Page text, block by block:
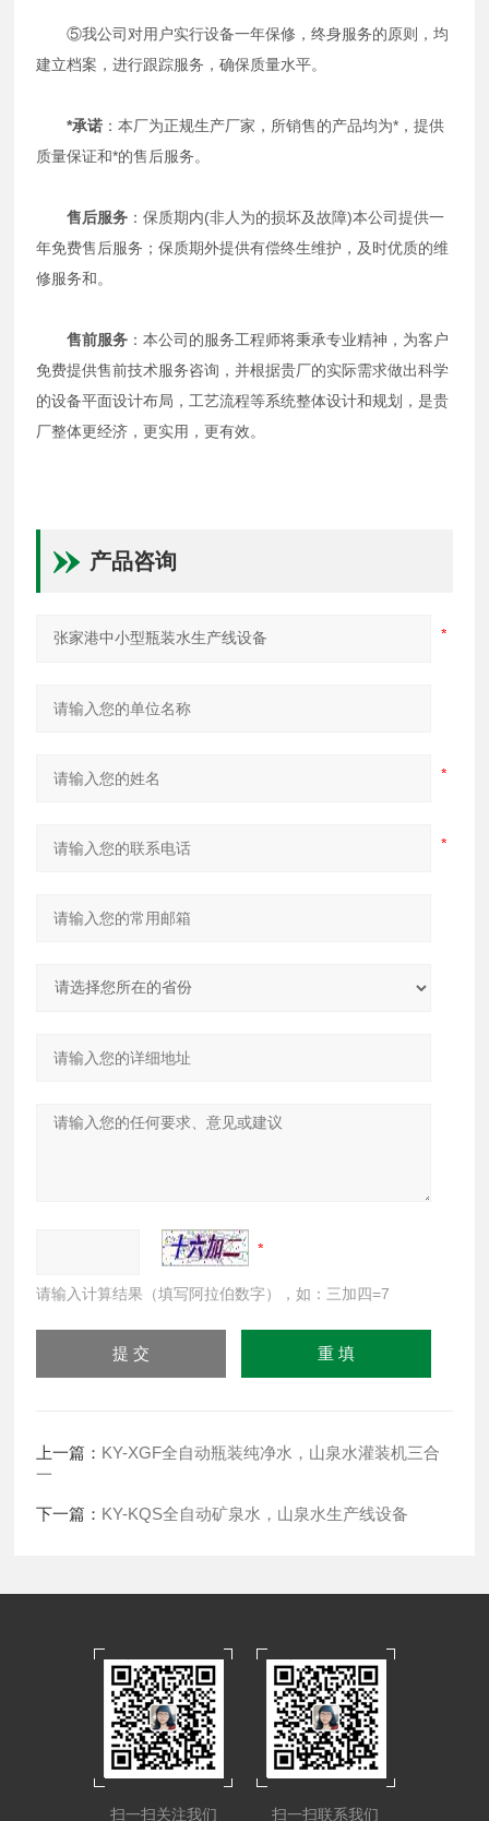
⑤我公司对用户实行设备一年保修，终身服务的原则，均
建立档案，进行跟踪服务，确保质量水平。
*承诺 ：本厂为正规生产厂家，所销售的产品均为*，提供
质量保证和*的售后服务。
售后服务 ：保质期内(非人为的损坏及故障)本公司提供一
年免费售后服务；保质期外提供有偿终生维护，及时优质的维
修服务和。
售前服务 ：本公司的服务工程师将秉承专业精神，为客户
免费提供售前技术服务咨询，并根据贵厂的实际需求做出科学
的设备平面设计布局，工艺流程等系统整体设计和规划，是贵
厂整体更经济，更实用，更有效。
产品咨询
请输入计算结果（填写阿拉伯数字），如：三加四=7
上一篇： KY-XGF全自动瓶装纯净水，山泉水灌装机三合
一
下一篇： KY-KQS全自动矿泉水，山泉水生产线设备
扫一扫关注我们 扫一扫联系我们